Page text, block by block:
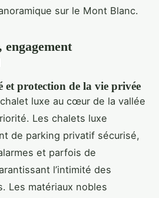
sur le Mont Blanc.
engagement
et protection de la vie privée
luxe au cœur de la vallée
Les chalets luxe
de parking privatif sécurisé,
et parfois de
l’intimité des
Les matériaux nobles